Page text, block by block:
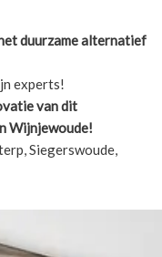
duurzame alternatief
experts!
van dit
Wijnjewoude!
Siegerswoude,